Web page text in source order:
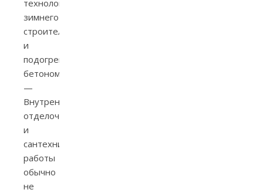
технологии
зимнего
строительства
и
подогреваемые
бетономешалки.
—
Внутренние
отделочные
и
сантехнические
работы
обычно
не